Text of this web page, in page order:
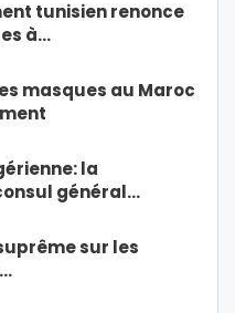
tunisien renonce
à…
masques au Maroc
la
général…
sur les